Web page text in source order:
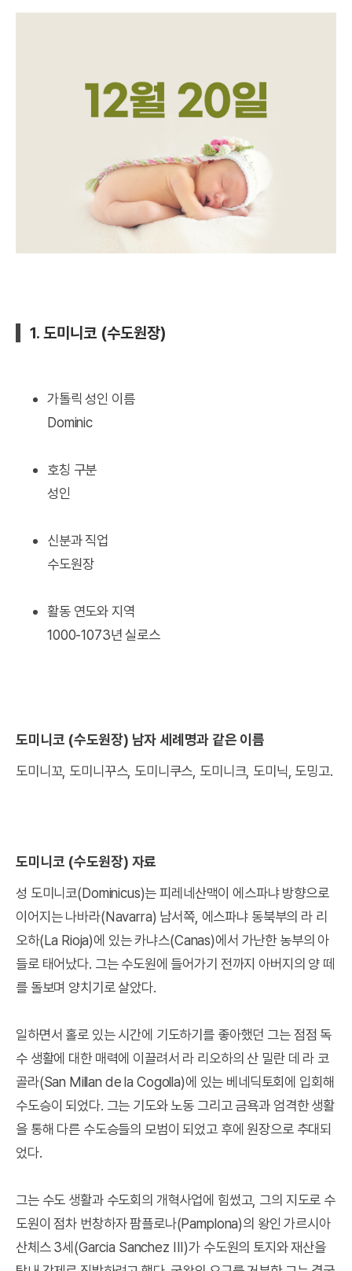
1. 도미니코 (수도원장)
가톨릭 성인 이름
Dominic
호칭 구분
성인
신분과 직업
수도원장
활동 연도와 지역
1000-1073년 실로스
도미니코 (수도원장) 남자 세례명과 같은 이름
도미니꼬, 도미니꾸스, 도미니쿠스, 도미니크, 도미닉, 도밍고.
도미니코 (수도원장) 자료
성 도미니코(Dominicus)는 피레네산맥이 에스파냐 방향으로
이어지는 나바라(Navarra) 남서쪽, 에스파냐 동북부의 라 리
오하(La Rioja)에 있는 카냐스(Canas)에서 가난한 농부의 아
들로 태어났다. 그는 수도원에 들어가기 전까지 아버지의 양 떼
를 돌보며 양치기로 살았다.
일하면서 홀로 있는 시간에 기도하기를 좋아했던 그는 점점 독
수 생활에 대한 매력에 이끌려서 라 리오하의 산 밀란 데 라 코
골라(San Millan de la Cogolla)에 있는 베네딕토회에 입회해
수도승이 되었다. 그는 기도와 노동 그리고 금욕과 엄격한 생활
을 통해 다른 수도승들의 모범이 되었고 후에 원장으로 추대되
었다.
그는 수도 생활과 수도회의 개혁사업에 힘썼고, 그의 지도로 수
도원이 점차 번창하자 팜플로나(Pamplona)의 왕인 가르시아
산체스 3세(Garcia Sanchez III)가 수도원의 토지와 재산을